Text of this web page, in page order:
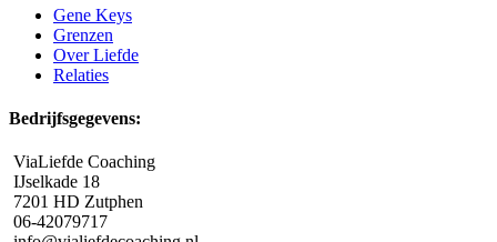
Gene Keys
Grenzen
Over Liefde
Relaties
Bedrijfsgegevens:
ViaLiefde Coaching
IJselkade 18
7201 HD Zutphen
06-42079717